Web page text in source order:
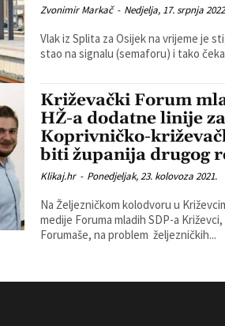
Zvonimir Markač - Nedjelja, 17. srpnja
Vlak iz Splita za Osijek na vrijeme je
stao na signalu (semaforu) i tako
Križevački Forum
HŽ-a dodatne linije
Koprivničko-
biti županija drugog
Klikaj.hr - Ponedjeljak, 23. kolovoza 2021.
Na Željezničkom kolodvoru u
medije Foruma mladih SDP-a
Forumaše, na problem željezničkih...